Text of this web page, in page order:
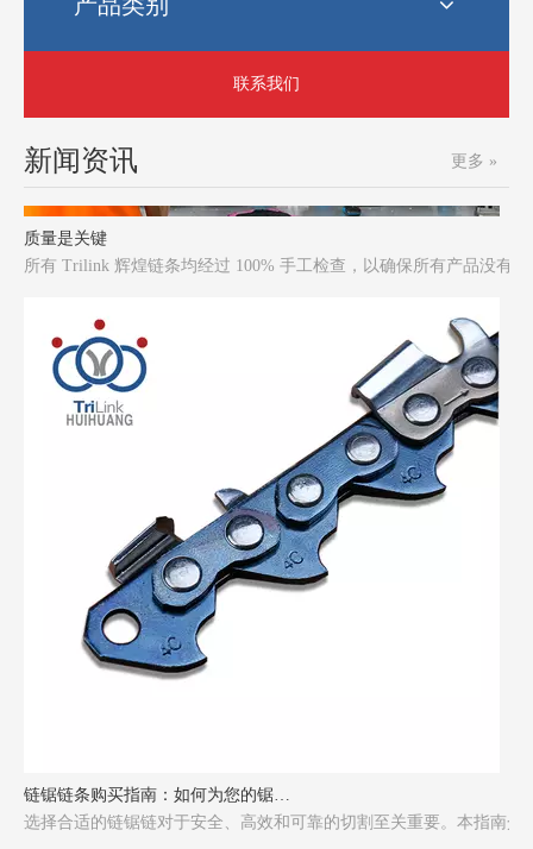
联系我们
新闻资讯 更多 »
质量是关键
所有 Trilink 辉煌链条均经过 100% 手工检查，以确保所有产品没有
选择合适的链锯链对于安全、高效和可靠的切割至关重要。本指南